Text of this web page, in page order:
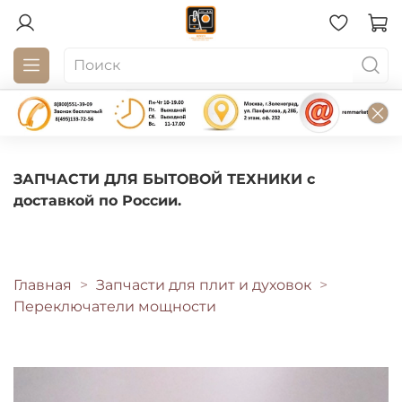
ЗАПЧАСТИ ДЛЯ БЫТОВОЙ ТЕХНИКИ с
доставкой по России.
Главная
Запчасти для плит и духовок
Переключатели мощности